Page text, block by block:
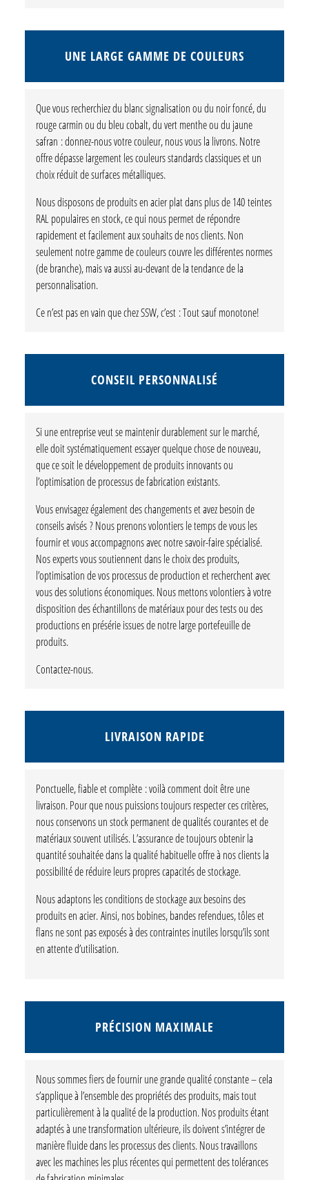
UNE LARGE GAMME DE COULEURS
Que vous recherchiez du blanc signalisation ou du noir foncé, du
rouge carmin ou du bleu cobalt, du vert menthe ou du jaune
safran : donnez-nous votre couleur, nous vous la livrons. Notre
offre dépasse largement les couleurs standards classiques et un
choix réduit de surfaces métalliques.
Nous disposons de produits en acier plat dans plus de 140 teintes
RAL populaires en stock, ce qui nous permet de répondre
rapidement et facilement aux souhaits de nos clients. Non
seulement notre gamme de couleurs couvre les différentes normes
(de branche), mais va aussi au-devant de la tendance de la
personnalisation.
Ce n’est pas en vain que chez SSW, c’est : Tout sauf monotone!
CONSEIL PERSONNALISÉ
Si une entreprise veut se maintenir durablement sur le marché,
elle doit systématiquement essayer quelque chose de nouveau,
que ce soit le développement de produits innovants ou
l’optimisation de processus de fabrication existants.
Vous envisagez également des changements et avez besoin de
conseils avisés ? Nous prenons volontiers le temps de vous les
fournir et vous accompagnons avec notre savoir-faire spécialisé.
Nos experts vous soutiennent dans le choix des produits,
l’optimisation de vos processus de production et recherchent avec
vous des solutions économiques. Nous mettons volontiers à votre
disposition des échantillons de matériaux pour des tests ou des
productions en présérie issues de notre large portefeuille de
produits.
Contactez-nous.
LIVRAISON RAPIDE
Ponctuelle, fiable et complète : voilà comment doit être une
livraison. Pour que nous puissions toujours respecter ces critères,
nous conservons un stock permanent de qualités courantes et de
matériaux souvent utilisés. L’assurance de toujours obtenir la
quantité souhaitée dans la qualité habituelle offre à nos clients la
possibilité de réduire leurs propres capacités de stockage.
Nous adaptons les conditions de stockage aux besoins des
produits en acier. Ainsi, nos bobines, bandes refendues, tôles et
flans ne sont pas exposés à des contraintes inutiles lorsqu’ils sont
en attente d’utilisation.
PRÉCISION MAXIMALE
Nous sommes fiers de fournir une grande qualité constante – cela
s’applique à l’ensemble des propriétés des produits, mais tout
particulièrement à la qualité de la production. Nos produits étant
adaptés à une transformation ultérieure, ils doivent s’intégrer de
manière fluide dans les processus des clients. Nous travaillons
avec les machines les plus récentes qui permettent des tolérances